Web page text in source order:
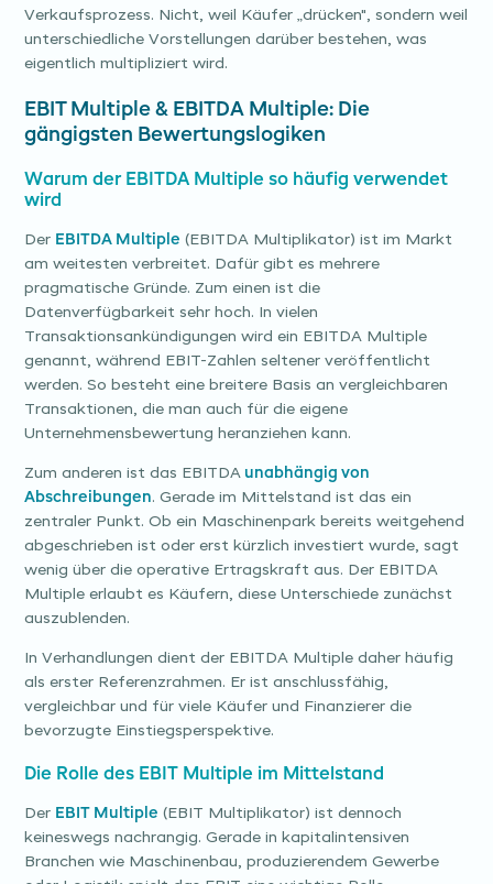
Verkaufsprozess. Nicht, weil Käufer „drücken", sondern weil
unterschiedliche Vorstellungen darüber bestehen, was
eigentlich multipliziert wird.
EBIT Multiple & EBITDA Multiple: Die
gängigsten Bewertungslogiken
Warum der EBITDA Multiple so häufig verwendet
wird
Der EBITDA Multiple (EBITDA Multiplikator) ist im Markt
am weitesten verbreitet. Dafür gibt es mehrere
pragmatische Gründe. Zum einen ist die
Datenverfügbarkeit sehr hoch. In vielen
Transaktionsankündigungen wird ein EBITDA Multiple
genannt, während EBIT-Zahlen seltener veröffentlicht
werden. So besteht eine breitere Basis an vergleichbaren
Transaktionen, die man auch für die eigene
Unternehmensbewertung heranziehen kann.
Zum anderen ist das EBITDA unabhängig von
Abschreibungen. Gerade im Mittelstand ist das ein
zentraler Punkt. Ob ein Maschinenpark bereits weitgehend
abgeschrieben ist oder erst kürzlich investiert wurde, sagt
wenig über die operative Ertragskraft aus. Der EBITDA
Multiple erlaubt es Käufern, diese Unterschiede zunächst
auszublenden.
In Verhandlungen dient der EBITDA Multiple daher häufig
als erster Referenzrahmen. Er ist anschlussfähig,
vergleichbar und für viele Käufer und Finanzierer die
bevorzugte Einstiegsperspektive.
Die Rolle des EBIT Multiple im Mittelstand
Der EBIT Multiple (EBIT Multiplikator) ist dennoch
keineswegs nachrangig. Gerade in kapitalintensiven
Branchen wie Maschinenbau, produzierendem Gewerbe